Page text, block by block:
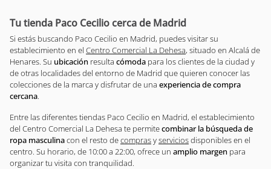
Tu tienda Paco Cecilio cerca de Madrid
Si estás buscando Paco Cecilio en Madrid, puedes visitar su
establecimiento en el Centro Comercial La Dehesa, situado en Alcalá de
Henares. Su ubicación resulta cómoda para los clientes de la ciudad y
de otras localidades del entorno de Madrid que quieren conocer las
colecciones de la marca y disfrutar de una experiencia de compra
cercana
Entre las diferentes tiendas Paco Cecilio en Madrid, el establecimiento
del Centro Comercial La Dehesa te permitecombinar la búsqueda de
ropa masculinacon el resto decomprasyserviciosdisponibles en el
centro. Su horario, de 10:00 a 22:00, ofrece un amplio margen para
organizar tu visita con tranquilidad.